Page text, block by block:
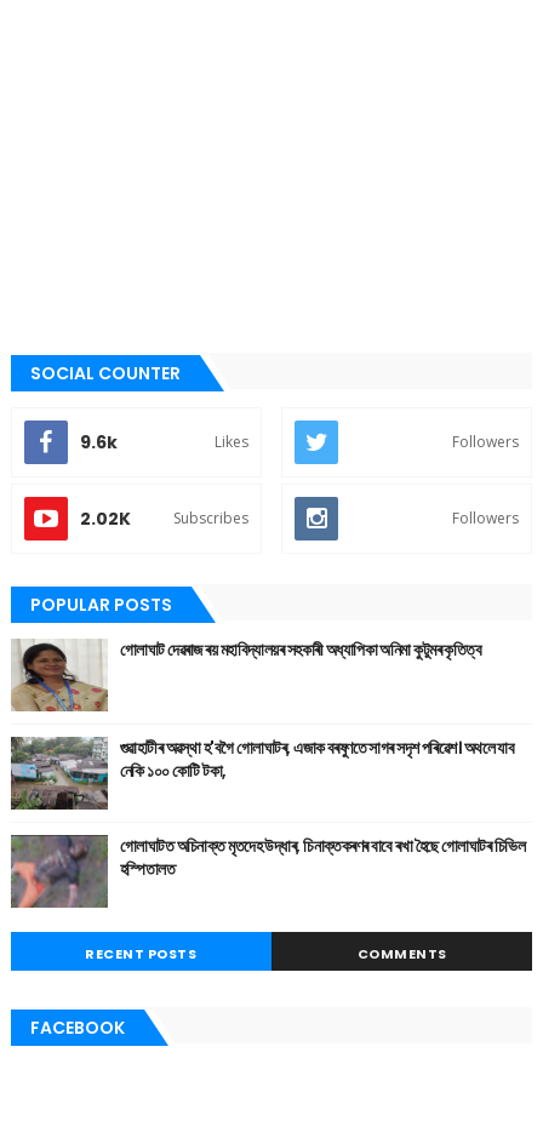
SOCIAL COUNTER
9.6k Likes Followers
2.02K Subscribes Followers
POPULAR POSTS
গোলাঘাট দেৱৰাজ ৰয় মহাবিদ্যালয়ৰ সহকাৰী অধ্যাপিকা অনিমা কুটুমৰ কৃতিত্ব
গুৱাহাটীৰ অৱস্থা হ'বগৈ গোলাঘাটৰ, এজাক বৰষুণতে সাগৰ সদৃশ পৰিৱেশ। অথলে যাব
নেকি ১০০ কোটি টকা,
গোলাঘাটত অচিনাক্ত মৃতদেহ উদ্ধাৰ, চিনাক্তকৰণৰ বাবে ৰখা হৈছে গোলাঘাটৰ চিভিল
হস্পিতালত
RECENT POSTS COMMENTS
FACEBOOK